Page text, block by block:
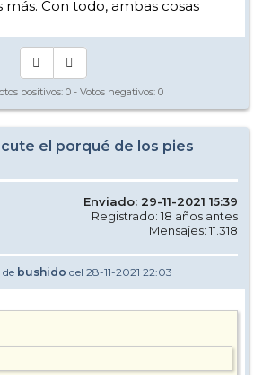
Con todo, ambas cosas
: voy de extremo a extremo
son inescrotables ...
positivos: 0 - Votos negativos: 0
el porqué de los pies
Enviado: 29-11-2021 15:39
Registrado: 18 años antes
Mensajes: 11.318
bushido del 28-11-2021 22:03